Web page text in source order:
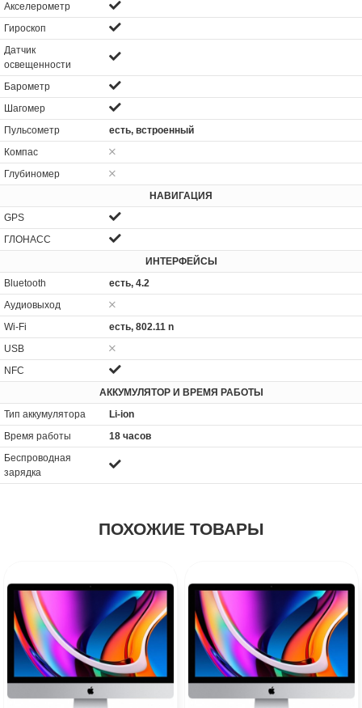
Акселерометр
Гироскоп
Датчик
освещенности
Барометр
Шагомер
Пульсометр
есть, встроенный
Компас
Глубиномер
НАВИГАЦИЯ
GPS
ГЛОНАСС
ИНТЕРФЕЙСЫ
Bluetooth
есть, 4.2
Аудиовыход
Wi-Fi
есть, 802.11 n
USB
NFC
АККУМУЛЯТОР И ВРЕМЯ РАБОТЫ
Тип аккумулятора
Li-ion
Время работы
18 часов
Беспроводная
зарядка
ПОХОЖИЕ ТОВАРЫ